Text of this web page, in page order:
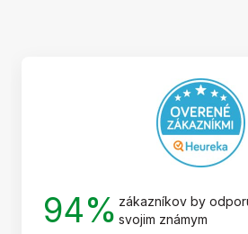
94% zákazníkov by
svojim známym